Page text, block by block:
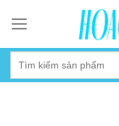
content